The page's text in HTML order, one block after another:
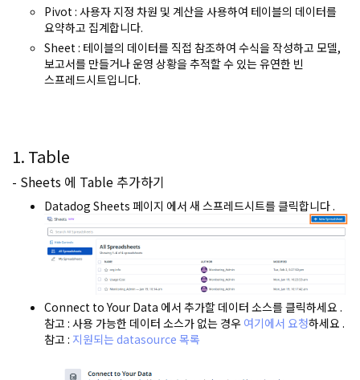
Pivot: 사용자 지정 차원 및 계산을 사용하여 테이블의 데이터를
요약하고 집계합니다.
Sheet: 테이블의 데이터를 직접 참조하여 수식을 작성하고 모델,
보고서를 만들거나 운영 상황을 추적할 수 있는 유연한 빈
스프레드시트입니다.
1. Table
- Sheets 에 Table 추가하기
Datadog Sheets 페이지 에서 새 스프레드시트를 클릭합니다 .
Connect to Your Data 에서 추가할 데이터 소스를 클릭하세요 .
참고 : 사용 가능한 데이터 소스가 없는 경우 여기에서 요청하세요 .
참고 : 지원되는 datasource 목록